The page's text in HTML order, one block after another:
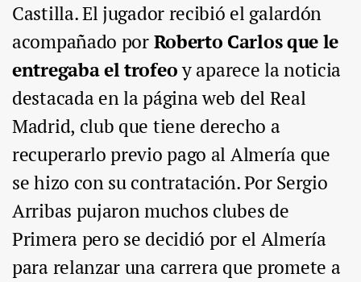
Castilla. El jugador recibió el galardón
acompañado porRoberto Carlos que le
entregaba el trofeoy aparece la noticia
destacada en la página web del Real
Madrid, club que tiene derecho a
recuperarlo previo pago al Almería que
se hizo con su contratación. Por Sergio
Arribas pujaron muchos clubes de
Primera pero se decidió por el Almería
para relanzar una carrera que promete a